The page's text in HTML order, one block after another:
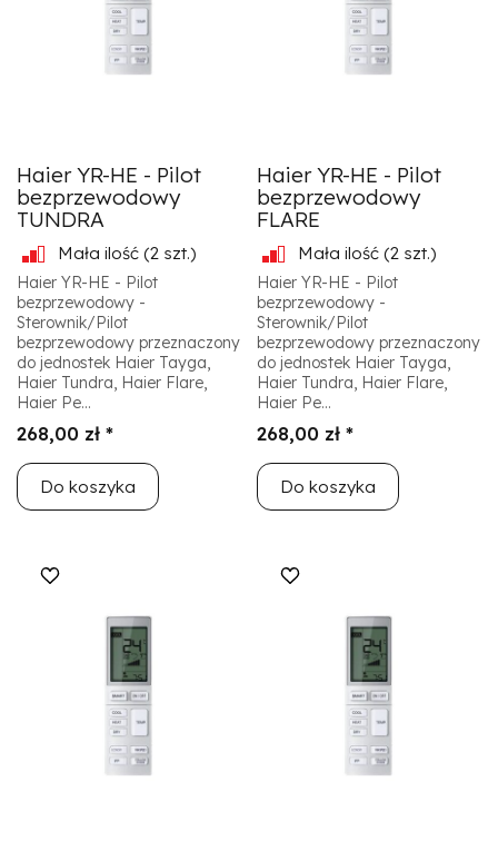
Haier YR-HE - Pilot
bezprzewodowy
TUNDRA
Mała ilość (2 szt.)
Haier YR-HE - Pilot
bezprzewodowy -
Sterownik/Pilot
bezprzewodowy przeznaczony
do jednostek Haier Tayga,
Haier Tundra, Haier Flare,
Haier Pe...
268,00 zł *
Do koszyka
Haier YR-HE - Pilot
bezprzewodowy
FLARE
Mała ilość (2 szt.)
Haier YR-HE - Pilot
bezprzewodowy -
Sterownik/Pilot
bezprzewodowy przeznaczony
do jednostek Haier Tayga,
Haier Tundra, Haier Flare,
Haier Pe...
268,00 zł *
Do koszyka